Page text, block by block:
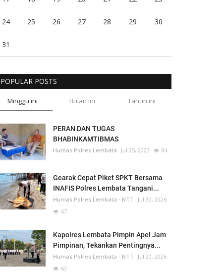
24 25 26 27 28 29 30
31
POPULAR POSTS
Minggu ini Bulan ini Tahun ini
PERAN DAN TUGAS
BHABINKAMTIBMAS
Humas Polres Lembata Jul 25, 2023 84
Gearak Cepat Piket SPKT Bersama
INAFIS Polres Lembata Tangani...
Humas Polres Lembata - NTT
Jul 30, 2026
67
Kapolres Lembata Pimpin Apel Jam
Pimpinan, Tekankan Pentingnya...
Humas Polres Lembata - NTT
Jul 20, 2026
63